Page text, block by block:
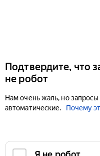
Подтвердите, что
не робот
Нам очень жаль, но
автоматические.
Почему